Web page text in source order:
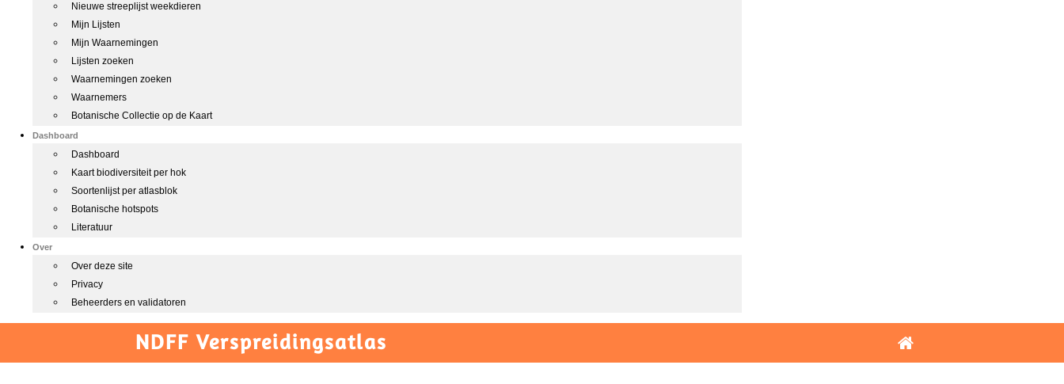
Nieuwe streeplijst weekdieren
Mijn Lijsten
Mijn Waarnemingen
Lijsten zoeken
Waarnemingen zoeken
Waarnemers
Botanische Collectie op de Kaart
Dashboard
Dashboard
Kaart biodiversiteit per hok
Soortenlijst per atlasblok
Botanische hotspots
Literatuur
Over
Over deze site
Privacy
Beheerders en validatoren
NDFF Verspreidingsatlas